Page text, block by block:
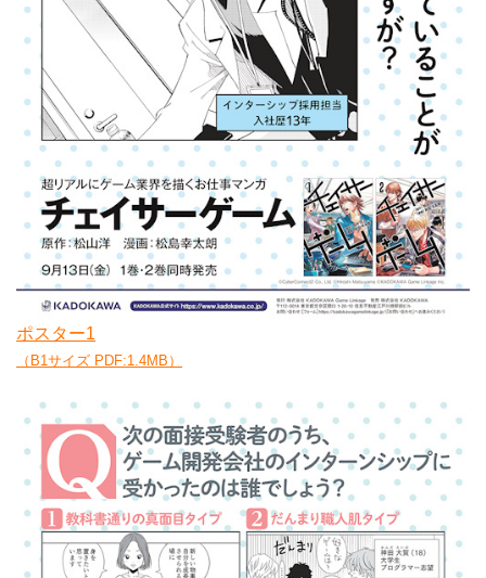
ポスター1
（B1サイズ PDF:1.4MB）